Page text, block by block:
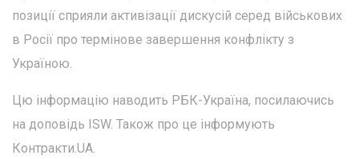
позиції сприяли активізації дискусій серед військових
в Росії про термінове завершення конфлікту з
Україною.
Цю інформацію наводить РБК-Україна, посилаючись
на доповідь ISW. Також про це інформують
Контракти.UA.